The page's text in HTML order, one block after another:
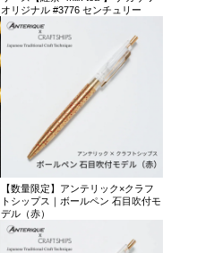
オリジナル #3776 センチュリー
【数量限定】アンテリック×クラフ
トシップス｜ボールペン 石目吹付モ
デル（赤）